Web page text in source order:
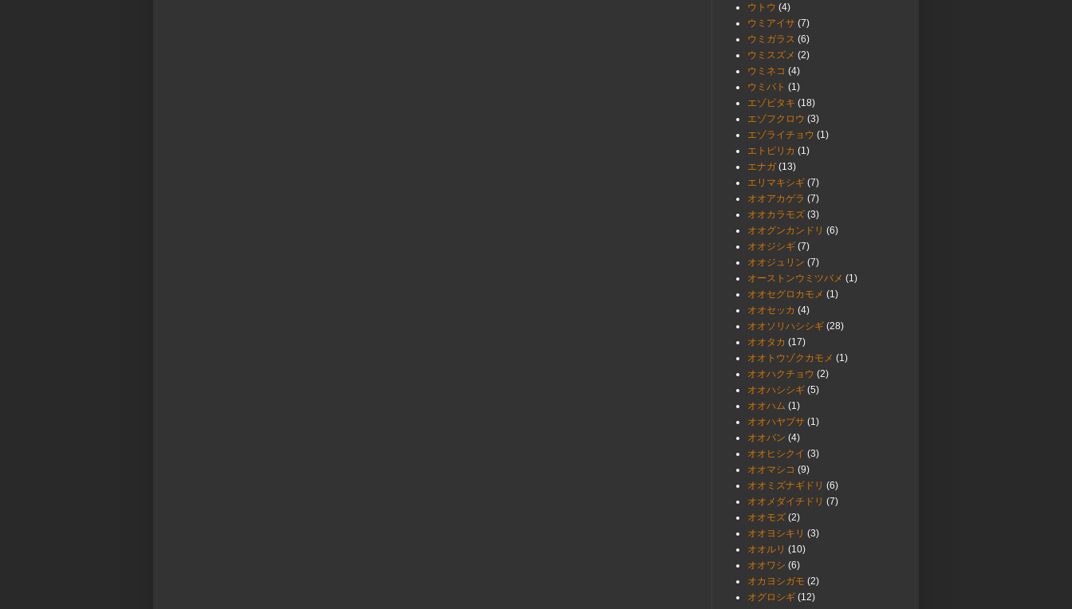
ウトウ (4)
ウミアイサ (7)
ウミガラス (6)
ウミスズメ (2)
ウミネコ (4)
ウミバト (1)
エゾビタキ (18)
エゾフクロウ (3)
エゾライチョウ (1)
エトピリカ (1)
エナガ (13)
エリマキシギ (7)
オオアカゲラ (7)
オオカラモズ (3)
オオグンカンドリ (6)
オオジシギ (7)
オオジュリン (7)
オーストンウミツバメ (1)
オオセグロカモメ (1)
オオセッカ (4)
オオソリハシシギ (28)
オオタカ (17)
オオトウゾクカモメ (1)
オオハクチョウ (2)
オオハシシギ (5)
オオハム (1)
オオハヤブサ (1)
オオバン (4)
オオヒシクイ (3)
オオマシコ (9)
オオミズナギドリ (6)
オオメダイチドリ (7)
オオモズ (2)
オオヨシキリ (3)
オオルリ (10)
オオワシ (6)
オカヨシガモ (2)
オグロシギ (12)